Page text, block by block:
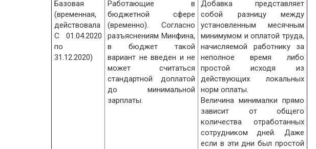
Базовая
(временная,
действовала
С 01.04.2020
по
31.12.2020)
Работающие в
бюджетной сфере
(временно). Согласно
разъяснениям Минфина,
в бюджет такой
вариант не введен и не
может считаться
стандартной доплатой
до минимальной
зарплаты.
Добавка представляет
собой разницу между
установленным месячным
минимумом и оплатой труда,
начисляемой работнику за
неполное время либо
простой исходя из
действующих локальных
норм оплаты.
Величина минималки прямо
зависит от общего
количества отработанных
сотрудником дней. Даже
если в эти дни был простой